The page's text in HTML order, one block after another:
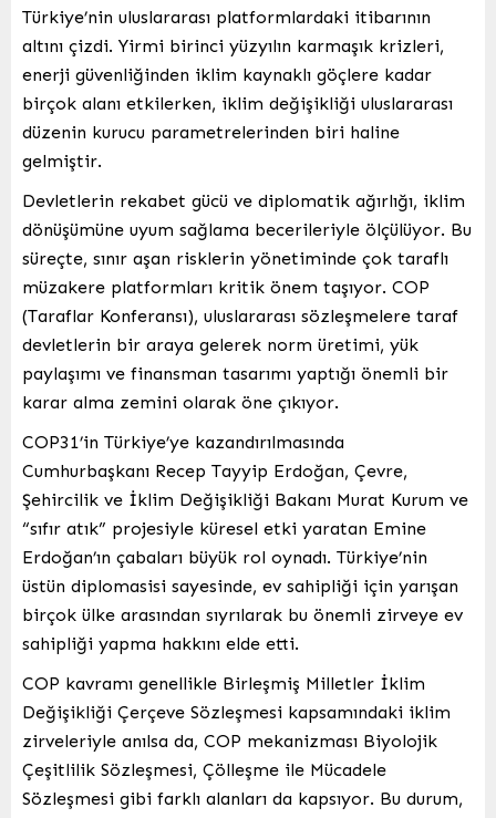
Türkiye’nin uluslararası platformlardaki itibarının
altını çizdi. Yirmi birinci yüzyılın karmaşık krizleri,
enerji güvenliğinden iklim kaynaklı göçlere kadar
birçok alanı etkilerken, iklim değişikliği uluslararası
düzenin kurucu parametrelerinden biri haline
gelmiştir.
Devletlerin rekabet gücü ve diplomatik ağırlığı, iklim
dönüşümüne uyum sağlama becerileriyle ölçülüyor. Bu
süreçte, sınır aşan risklerin yönetiminde çok taraflı
müzakere platformları kritik önem taşıyor. COP
(Taraflar Konferansı), uluslararası sözleşmelere taraf
devletlerin bir araya gelerek norm üretimi, yük
paylaşımı ve finansman tasarımı yaptığı önemli bir
karar alma zemini olarak öne çıkıyor.
COP31’in Türkiye’ye kazandırılmasında
Cumhurbaşkanı Recep Tayyip Erdoğan, Çevre,
Şehircilik ve İklim Değişikliği Bakanı Murat Kurum ve
“sıfır atık” projesiyle küresel etki yaratan Emine
Erdoğan’ın çabaları büyük rol oynadı. Türkiye’nin
üstün diplomasisi sayesinde, ev sahipliği için yarışan
birçok ülke arasından sıyrılarak bu önemli zirveye ev
sahipliği yapma hakkını elde etti.
COP kavramı genellikle Birleşmiş Milletler İklim
Değişikliği Çerçeve Sözleşmesi kapsamındaki iklim
zirveleriyle anılsa da, COP mekanizması Biyolojik
Çeşitlilik Sözleşmesi, Çölleşme ile Mücadele
Sözleşmesi gibi farklı alanları da kapsıyor. Bu durum,